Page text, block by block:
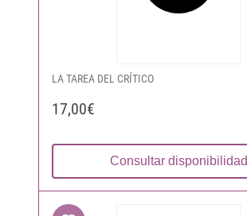
LA TAREA DEL CRÍTICO
17,00€
Consultar disponibilidad